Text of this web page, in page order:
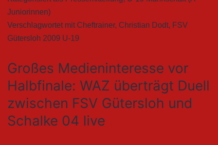
Juniorinnen)
Verschlagwortet mit Cheftrainer, Christian Dodt, FSV
Gütersloh 2009 U-19
Großes Medieninteresse vor
Halbfinale: WAZ überträgt Duell
zwischen FSV Gütersloh und
Schalke 04 live